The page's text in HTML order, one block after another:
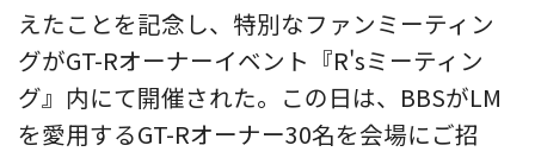
えたことを記念し、特別なファンミーティン
グがGT-Rオーナーイベント『R'sミーティン
グ』内にて開催された。この日は、BBSがLM
を愛用するGT-Rオーナー30名を会場にご招